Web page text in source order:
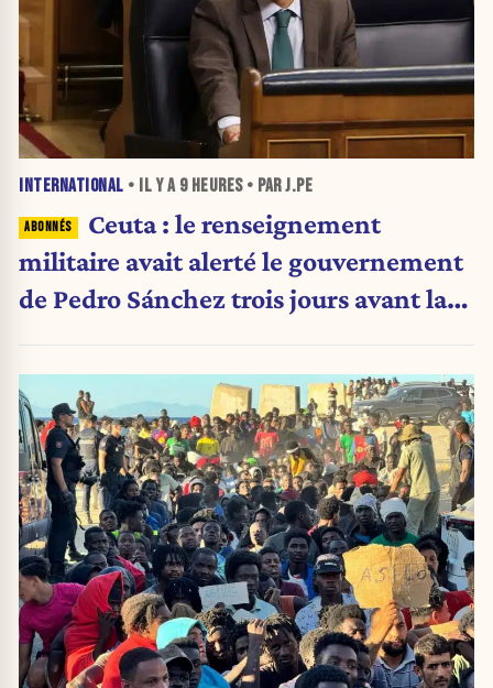
INTERNATIONAL • IL Y A 9 HEURES• PAR J.PE
Ceuta : le renseignement
militaire avait alerté le gouvernement
de Pedro Sánchez trois jours avant la